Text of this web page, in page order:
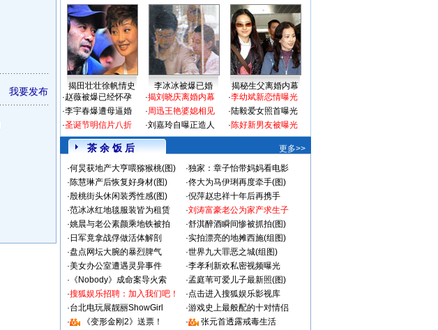
我要发布 揭田壮壮徐帆情史 李冰冰被爆已婚
揭秘生父离婚内幕
·赵薇被爆已经怀孕
·李宇春爆遭母逼婚
·圣诞节明信片八折
·揭刘晓庆离婚内幕
·周迅王艳婆媳相见
·刘嘉玲自曝正造人
·李幼斌新恋情曝光
·陆毅爱女照首曝光
·陈好新男友被曝光
茶 余 饭 后
更多>>
·何炅获地产大亨喂猕猴桃(图) ·独家：章子怡带妈妈看电影
·陈慧琳产后恢复好身材(图) ·佟大为马伊琍再度牵手(图)
·殷桃街头休闲装秀性感(图) ·倪萍赵忠祥十年后再携手
·范冰冰红地毯服装皆为租赁 ·刘涛富豪老公为家产求生子
·姚晨与老公素颜乘地铁被拍 ·舒淇醉酒瞬间惨被抓拍(图)
· 日军竟拿战俘做活体解剖 ·实拍漂亮的地摊西施(组图)
·盘点网坛大腕的暴烈脾气 ·世界九大罪恶之城(组图)
·美女办公室遭遇灵异事件 ·李孝利新欢私密视频曝光
· 《Nobody》成命案导火索 ·孟庭苇可爱儿子最新照(图)
·搜狐娱乐招聘：加入我们吧！ ·点击进入搜狐娱乐影视库
·台北电玩展靓丽ShowGirl ·游戏史上最般配的十对情侣
·
《变形金刚2》送票！ ·
张元首透露戒毒生活